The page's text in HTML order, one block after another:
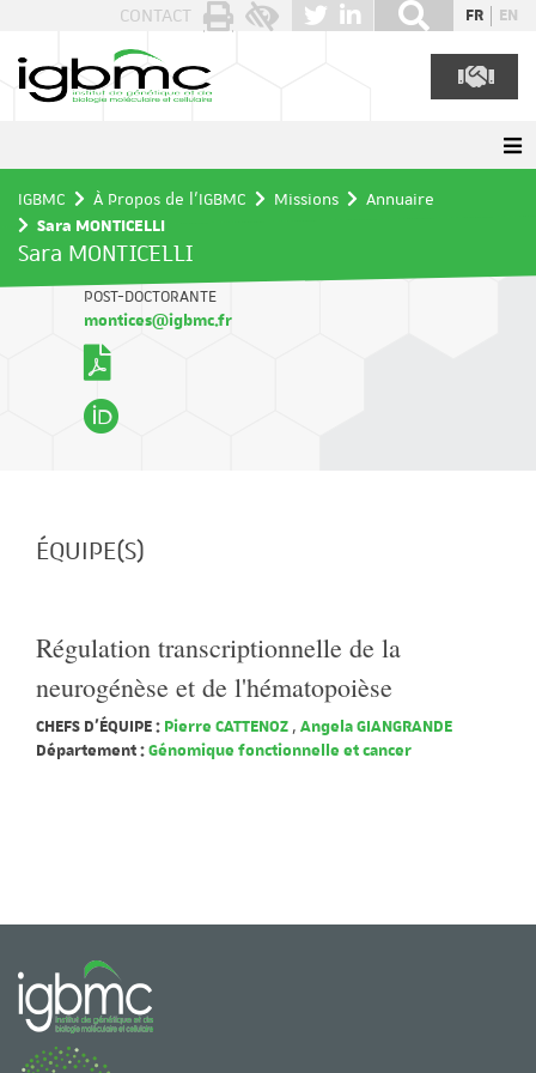
CONTACT FR EN
IGBMC À Propos de l'IGBMC Missions
Annuaire
Sara MONTICELLI
Sara MONTICELLI
POST-DOCTORANTE
montices@igbmc.fr
ÉQUIPE(S)
Régulation transcriptionnelle de la
neurogénèse et de l'hématopoièse
CHEFS D'ÉQUIPE : Pierre CATTENOZ , Angela GIANGRANDE
Département :Génomique fonctionnelle et cancer
Panneau de gestion des cookies